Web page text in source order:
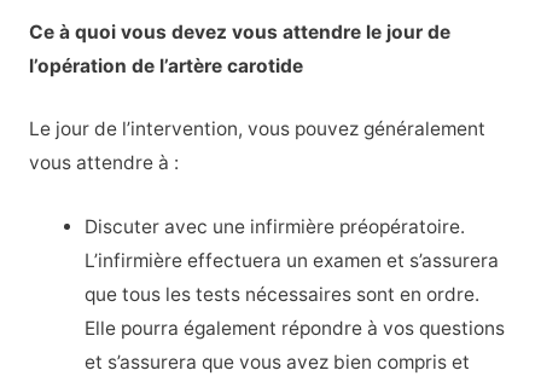
Ce à quoi vous devez vous attendre le jour de
l’opération de l’artère carotide
Le jour de l’intervention, vous pouvez généralement
vous attendre à :
Discuter avec une infirmière préopératoire.
L’infirmière effectuera un examen et s’assurera
que tous les tests nécessaires sont en ordre.
Elle pourra également répondre à vos questions
et s’assurera que vous avez bien compris et